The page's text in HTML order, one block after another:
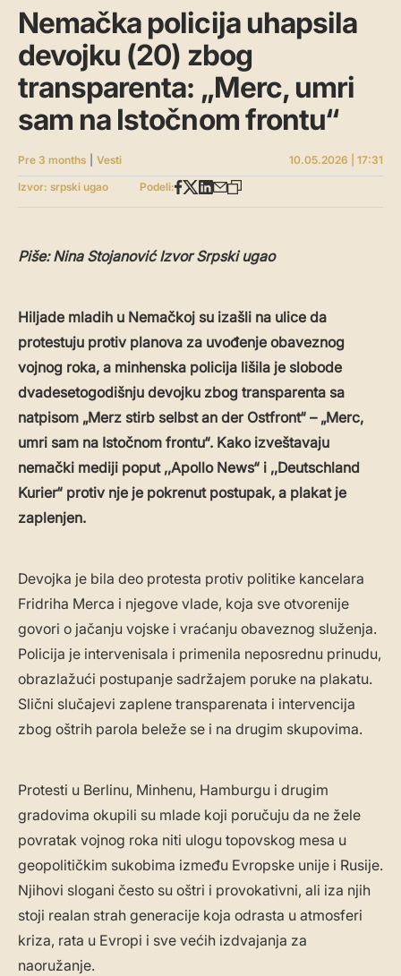
Nemačka policija uhapsila
devojku (20) zbog
transparenta: „Merc, umri
sam na Istočnom frontu“
Pre 3 months Vesti
10.05.2026 | 17:31
Izvor: srpski ugao
Podeli:
Piše: Nina Stojanović Izvor Srpski ugao
Hiljade mladih u Nemačkoj su izašli na ulice da
protestuju protiv planova za uvođenje obaveznog
vojnog roka, a minhenska policija lišila je slobode
dvadesetogodišnju devojku zbog transparenta sa
natpisom „Merz stirb selbst an der Ostfront“ – „Merc,
umri sam na Istočnom frontu“. Kako izveštavaju
nemački mediji poput ,,Apollo News“ i ,,Deutschland
Kurier“ protiv nje je pokrenut postupak, a plakat je
zaplenjen.
Devojka je bila deo protesta protiv politike kancelara
Fridriha Merca i njegove vlade, koja sve otvorenije
govori o jačanju vojske i vraćanju obaveznog služenja.
Policija je intervenisala i primenila neposrednu prinudu,
obrazlažući postupanje sadržajem poruke na plakatu.
Slični slučajevi zaplene transparenata i intervencija
zbog oštrih parola beleže se i na drugim skupovima.
Protesti u Berlinu, Minhenu, Hamburgu i drugim
gradovima okupili su mlade koji poručuju da ne žele
povratak vojnog roka niti ulogu topovskog mesa u
geopolitičkim sukobima između Evropske unije i Rusije.
Njihovi slogani često su oštri i provokativni, ali iza njih
stoji realan strah generacije koja odrasta u atmosferi
kriza, rata u Evropi i sve većih izdvajanja za
naoružanje.